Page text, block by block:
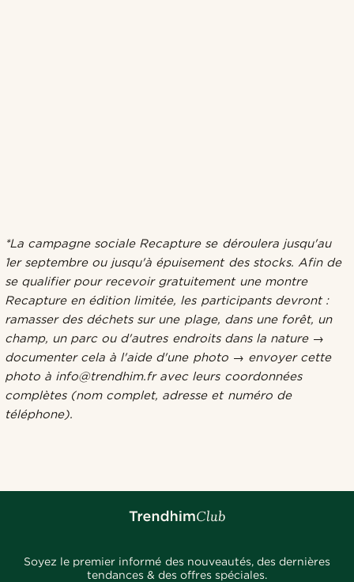
*La campagne sociale Recapture se déroulera jusqu'au
1er septembre ou jusqu'à épuisement des stocks. Afin de
se qualifier pour recevoir gratuitement une montre
Recapture en édition limitée, les participants devront :
ramasser des déchets sur une plage, dans une forêt, un
champ, un parc ou d'autres endroits dans la nature →
documenter cela à l'aide d'une photo → envoyer cette
photo à info@trendhim.fr avec leurs coordonnées
complètes (nom complet, adresse et numéro de
téléphone).
Soyez le premier informé des nouveautés, des dernières
tendances & des offres spéciales.